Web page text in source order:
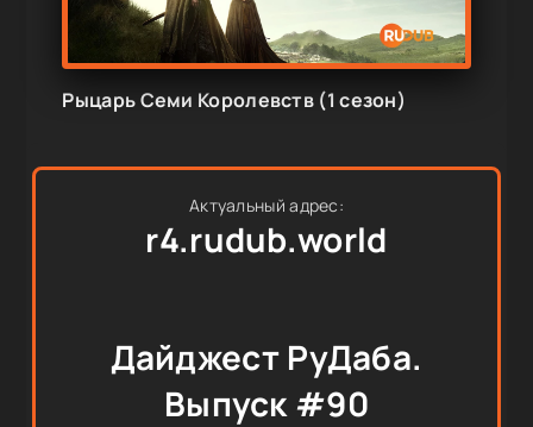
Рыцарь Семи Королевств (1 сезон)
Актуальный адрес:
r4.rudub.world
Дайджест РуДаба.
Выпуск #90